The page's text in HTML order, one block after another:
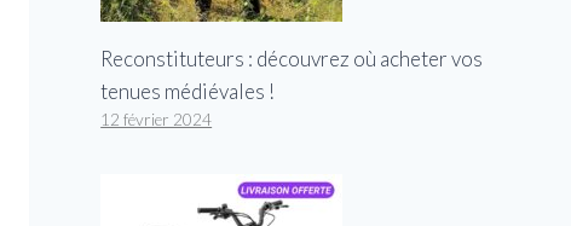
Reconstituteurs : découvrez où acheter vos
tenues médiévales !
12 février 2024